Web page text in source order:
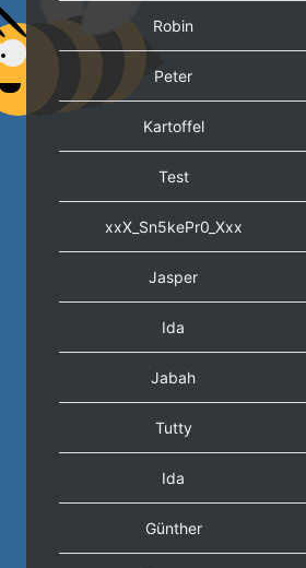
Robin
Peter
Kartoffel
Test
xxX_Sn5kePr0_Xxx
Jasper
Ida
Jabah
Tutty
Ida
Günther